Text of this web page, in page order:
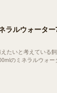
ラルウォータ
たいと考えている飼
のミネラルウォー